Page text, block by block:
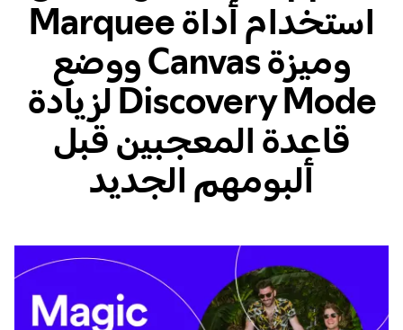
استخدام أداة Marquee
وميزة Canvas ووضع
Discovery Mode لزيادة
قاعدة المعجبين قبل
ألبومهم الجديد